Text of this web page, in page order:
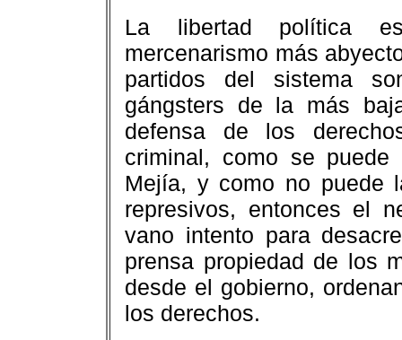
La libertad política
mercenarismo más
partidos del sistema
gángsters de la más
defensa de los
criminal, como se
Mejía, y como no puede
represivos, entonces el
vano intento para
prensa propiedad de los
desde el gobierno,
los derechos.